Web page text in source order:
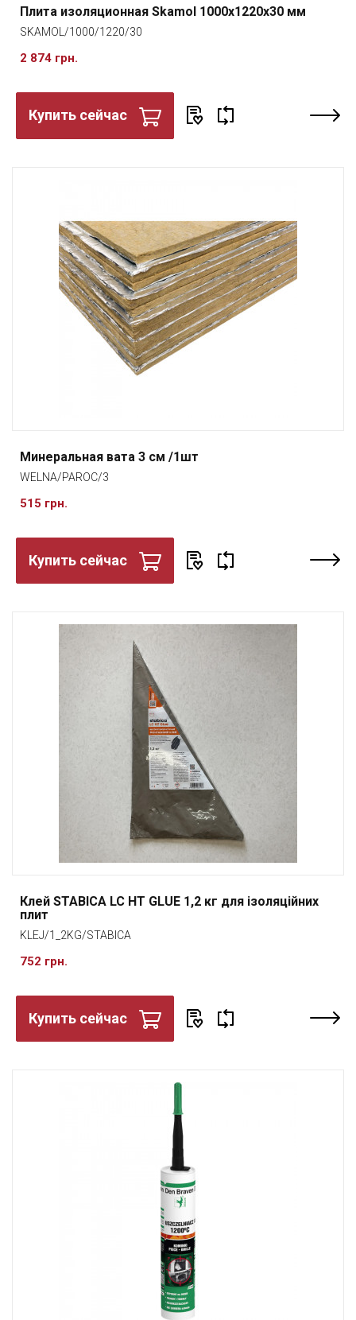
Плита изоляционная Skamol 1000x1220x30 мм
SKAMOL/1000/1220/30
2 874 грн.
Купить сейчас
Минеральная вата 3 см /1шт
WELNA/PAROC/3
515 грн.
Купить сейчас
Клей STABICA LC HT GLUE 1,2 кг для ізоляційних
плит
KLEJ/1_2KG/STABICA
752 грн.
Купить сейчас